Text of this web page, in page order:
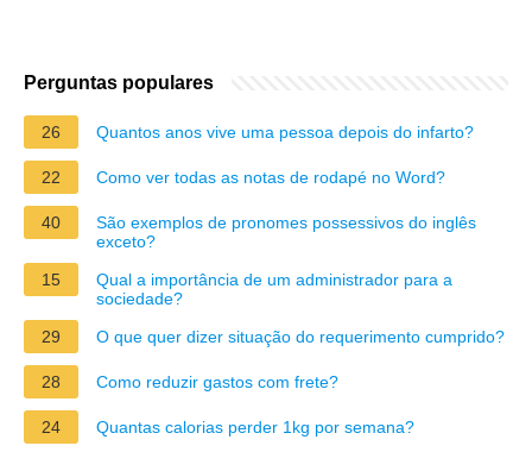
Perguntas populares
26 Quantos anos vive uma pessoa depois do infarto?
22 Como ver todas as notas de rodapé no Word?
40
São exemplos de pronomes possessivos do inglês
exceto?
15
Qual a importância de um administrador para a
sociedade?
29
O que quer dizer situação do requerimento cumprido?
28 Como reduzir gastos com frete?
24 Quantas calorias perder 1kg por semana?